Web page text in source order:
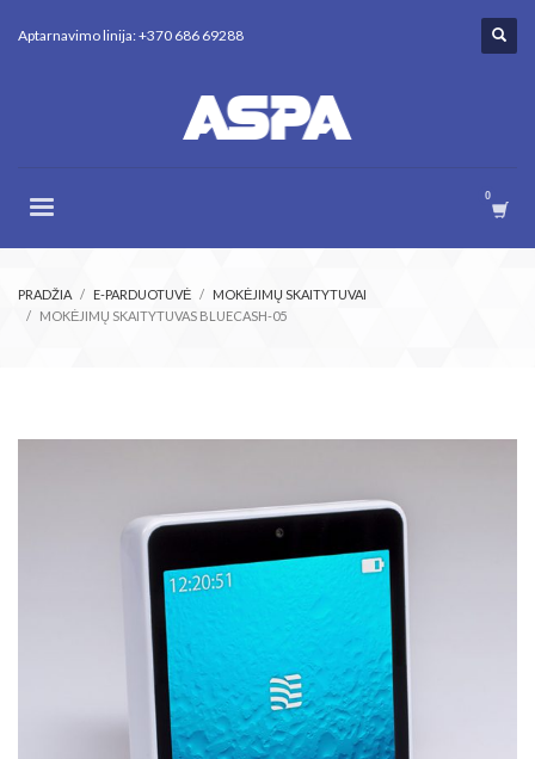
Aptarnavimo linija: +370 686 69288
PRADŽIA E-PARDUOTUVĖ
MOKĖJIMŲ SKAITYTUVAI
MOKĖJIMŲ SKAITYTUVAS BLUECASH-05